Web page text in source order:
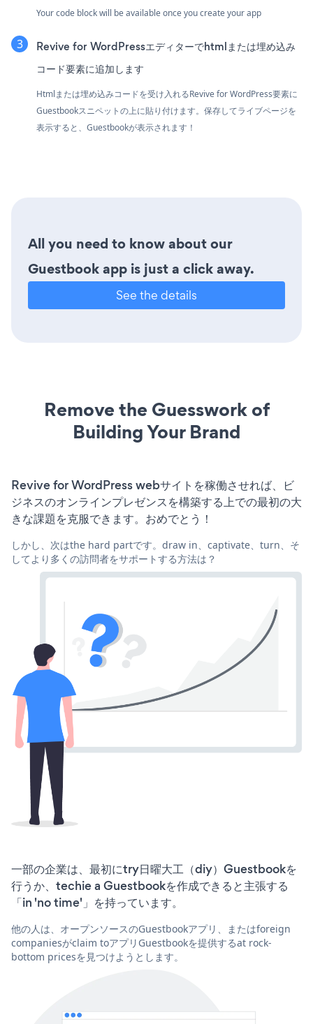
Your code block will be available once you create your app
Revive for WordPressエディターでhtmlまたは埋め込み
コード要素に追加します
Htmlまたは埋め込みコードを受け入れるRevive for WordPress要素に
Guestbookスニペットの上に貼り付けます。保存してライブページを
表示すると、Guestbookが表示されます！
All you need to know about our
Guestbook app is just a click away.
See the details
Remove the Guesswork of
Building Your Brand
Revive for WordPress webサイトを稼働させれば、ビ
ジネスのオンラインプレゼンスを構築する上での最初の大
きな課題を克服できます。おめでとう！
しかし、次はthe hard partです。draw in、captivate、turn、そ
してより多くの訪問者をサポートする方法は？
一部の企業は、最初にtry日曜大工（diy）Guestbookを
行うか、techie a Guestbookを作成できると主張する
「in 'no time'」を持っています。
他の人は、オープンソースのGuestbookアプリ、またはforeign
companiesがclaim toアプリGuestbookを提供するat rock-
bottom pricesを見つけようとします。